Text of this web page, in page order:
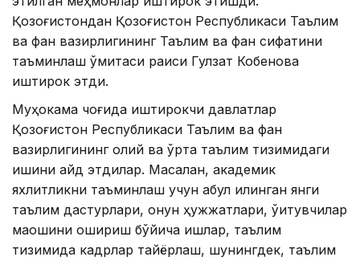
Қозоғистондан Қозоғистон Республикаси Таълим
ва фан вазирлигининг Таълим ва фан сифатини
таъминлаш қўмитаси раиси Гулзат Кобенова
иштирок этди.
Муҳокама чоғида иштирокчи давлатлар
Қозоғистон Республикаси Таълим ва фан
вазирлигининг олий ва ўрта таълим тизимидаги
ишини қайд этдилар. Масалан, академик
яхлитликни таъминлаш учун қабул қилинган янги
таълим дастурлари, қонун ҳужжатлари, ўқитувчилар
маошини ошириш бўйича ишлар, таълим
тизимида кадрлар тайёрлаш, шунингдек, таълим